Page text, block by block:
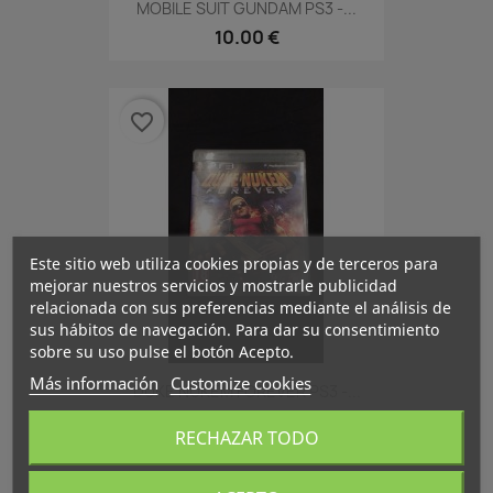
MOBILE SUIT GUNDAM PS3 -...
10.00 €
DUKE NUKEM FOREVER PS3 -...
favorite_border
Este sitio web utiliza cookies propias y de terceros para
mejorar nuestros servicios y mostrarle publicidad
relacionada con sus preferencias mediante el análisis de
sus hábitos de navegación. Para dar su consentimiento
sobre su uso pulse el botón Acepto.
Más información Customize cookies
RECHAZAR TODO